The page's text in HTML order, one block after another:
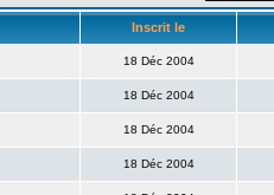
Inscrit le
18 Déc 2004
18 Déc 2004
18 Déc 2004
18 Déc 2004